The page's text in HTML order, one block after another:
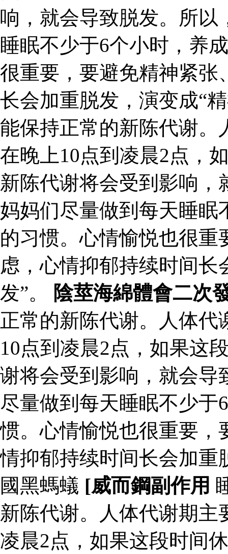
响，就会导致脱发。所以
睡眠不少于6个小时，养
很重要，要避免精神紧张
长会加重脱发，演变成“
能保持正常的新陈代谢。
在晚上10点到凌晨2点，
新陈代谢将会受到影响
妈妈们尽量做到每天睡眠
的习惯。心情愉悦也很
虑，心情抑郁持续时间长
发”。
陰莖海綿體會二次
正常的新陈代谢。人体
10点到凌晨2点，如果这
谢将会受到影响，就会导
尽量做到每天睡眠不少于
惯。心情愉悦也很重要，
情抑郁持续时间长会加重
國黑螞蟻 [威而鋼副作用
新陈代谢。人体代谢期主
凌晨2点，如果这段时间